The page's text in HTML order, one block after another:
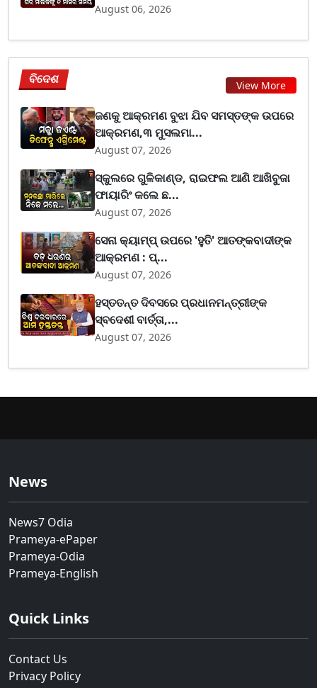
August 06, 2026
ବିଦେଶ View More
ଜଣକୁ ଆକ୍ରମଣ ବୁଝା ଯିବ ସମସ୍ତଙ୍କ ଉପରେ
ଆକ୍ରମଣ,୩ ମୁସଲମା...
August 07, 2026
ସ୍କୁଲରେ ଗୁଳିକାଣ୍ଡ, ରାଇଫଲ ଆଣି ଆଖିବୁଜା
ଫାୟାରିଂ କଲେ ଛ...
August 07, 2026
ସେନା କ୍ୟାମ୍ପ୍ ଉପରେ 'ହୁତି' ଆତଙ୍କବାଦୀଙ୍କ
ଆକ୍ରମଣ : ପ୍...
August 07, 2026
ହସ୍ତତନ୍ତ ଦିବସରେ ପ୍ରଧାନମନ୍ତ୍ରୀଙ୍କ
ସ୍ବଦେଶୀ ବାର୍ତ୍ତା,...
August 07, 2026
News
News7 Odia
Prameya-ePaper
Prameya-Odia
Prameya-English
Quick Links
Contact Us
Privacy Policy